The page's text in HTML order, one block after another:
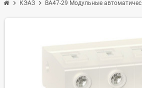
chevron_right КЭАЗ chevron_right ВА47-29 Модульные